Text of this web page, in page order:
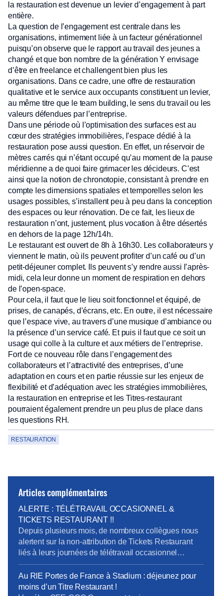
la restauration est devenue un levier d’engagement à part
entière.
La question de l’engagement est centrale dans les
organisations, intimement liée à un facteur générationnel
puisqu’on observe que le rapport au travail des jeunes a
changé et que bon nombre de la génération Y envisage
d’être en freelance et challengent bien plus les
organisations. Dans ce cadre, une offre de restauration
qualitative et le service aux occupants constituent un levier,
au même titre que le team building, le sens du travail ou les
valeurs défendues par l’entreprise.
Dans une période où l’optimisation des surfaces est au
cœur des stratégies immobilières, l’espace dédié à la
restauration pose aussi question. En effet, un réservoir de
mètres carrés qui n’étant occupé qu’au moment de la pause
méridienne a de quoi faire grimacer les décideurs. C’est
ainsi que la notion de chronotopie, consistant à prendre en
compte les dimensions spatiales et temporelles selon les
usages possibles, s’installent peu à peu dans la conception
des espaces ou leur rénovation. De ce fait, les lieux de
restauration n’ont, justement, plus vocation à être désertés
en dehors de la page 12h/14h.
Le restaurant est ouvert de 8h à 16h30. Les collaborateurs y
viennent le matin, où ils peuvent profiter d’un café ou d’un
petit-déjeuner complet. Ils peuvent s’y rendre aussi l’après-
midi, cela leur donne un moment de respiration en dehors
de l’open-space.
Pour cela, il faut que le lieu soit fonctionnel et équipé, de
prises, de canapés, d’écrans, etc. En outre, il est nécessaire
que l’espace vive, au travers d’une musique d’ambiance ou
la présence d’un service café. Et puis il faut que ce soit un
usage qui colle à la culture et aux métiers de l’entreprise.
Fort de ce nouveau rôle dans l’engagement des
collaborateurs et l’attractivité des entreprises, d’une
adaptation en cours et en partie réussie sur les enjeux de
flexibilité et d’adéquation avec les stratégies immobilières,
la restauration en entreprise et les Titres-restaurant
pourraient également prendre un peu plus de place dans
les questions RH.
RESTAURATION
Articles complémentaires
ALERTE : TÉLÉTRAVAIL OCCASIONNEL &
TICKETS RESTAURANT !!
Depuis plusieurs mois, de nombreux collègues nous
alertent sur la non-attribution de Tickets Restaurant
liés à leurs journées de télétravail occasionnel
(TLOC). Une règle méconnue prive aujourd’hui
certains salariés de leurs droits. Une information qui
n’est toujours pas claire : La règle imposant la saisie
Au RIE Portes de France à Stadium : déjeunez pour
moins d’un Titre Restaurant !